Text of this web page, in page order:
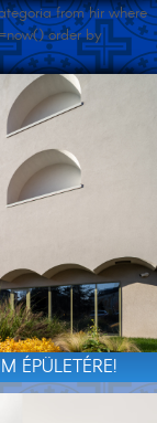
from hir where
order by
ÉPÜLETÉRE!